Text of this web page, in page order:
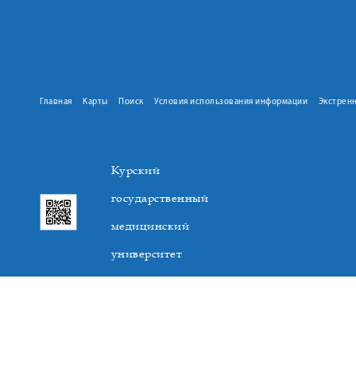
Главная Карты Поиск Условия использования информации
Курский
государственный
медицинский
университет